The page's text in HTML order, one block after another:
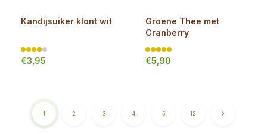
Kandijsuiker klont wit
€3,95
Groene Thee met
Cranberry
€5,90
1 2 3 4 5 12